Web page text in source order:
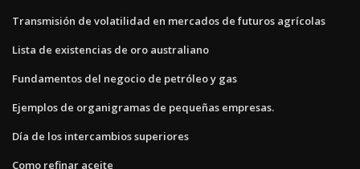
Transmisión de volatilidad en mercados de futuros agrícolas
Lista de existencias de oro australiano
Fundamentos del negocio de petróleo y gas
Ejemplos de organigramas de pequeñas empresas.
Día de los intercambios superiores
Como refinar aceite